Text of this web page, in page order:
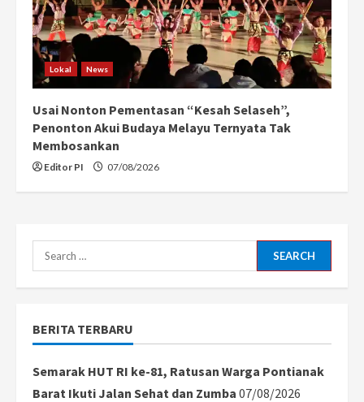
Lokal News
Usai Nonton Pementasan “Kesah Selaseh”,
Penonton Akui Budaya Melayu Ternyata Tak
Membosankan
Editor PI 07/08/2026
Search
for:
BERITA TERBARU
Semarak HUT RI ke-81, Ratusan Warga Pontianak
Barat Ikuti Jalan Sehat dan Zumba 07/08/2026